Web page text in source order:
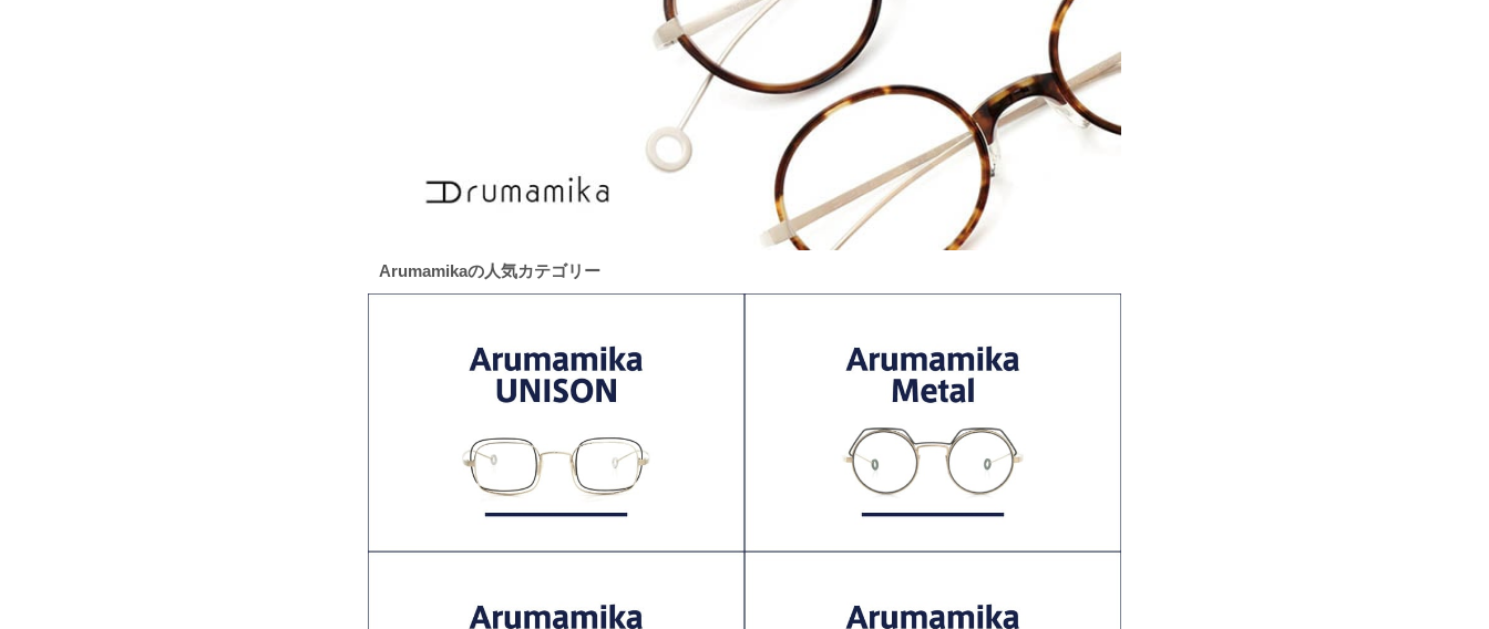
Arumamikaの人気カテゴリー